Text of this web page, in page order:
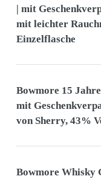
| mit
mit leichter
Einzelflasche
Bowmore 15
mit
von Sherry, 43%
Bowmore Whisky